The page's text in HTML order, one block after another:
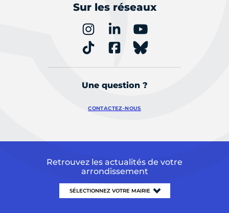
Sur les réseaux
Une question ?
CONTACTEZ-NOUS
Retrouvez les actualités de votre
arrondissement